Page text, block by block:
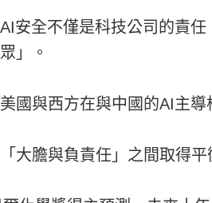
安全不僅是科技公司的責
」。
國與西方在與中國的AI主
大膽與負責任」之間取得